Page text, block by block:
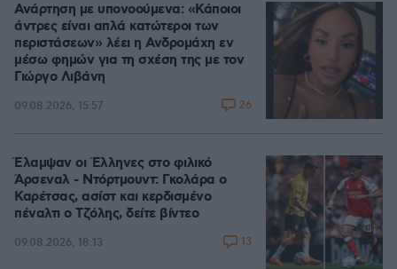
Ανάρτηση με υπονοούμενα: «Κάποιοι
άντρες είναι απλά κατώτεροι των
περιστάσεων» λέει η Ανδρομάχη εν
μέσω φημών για τη σχέση της με τον
Γιώργο Λιβάνη
09.08.2026, 15:57 26
Έλαμψαν οι Έλληνες στο φιλικό
Άρσεναλ - Ντόρτμουντ: Γκολάρα ο
Καρέτσας, ασίστ και κερδισμένο
πέναλτι ο Τζόλης, δείτε βίντεο
09.08.2026, 18:13 13